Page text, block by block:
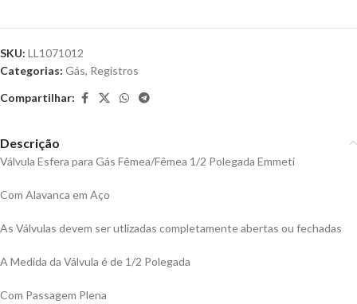
SKU: LL1071012
Categorias: Gás, Registros
Compartilhar:
Descrição
Válvula Esfera para Gás Fêmea/Fêmea 1/2 Polegada Emmeti
Com Alavanca em Aço
As Válvulas devem ser utlizadas completamente abertas ou fechadas
A Medida da Válvula é de 1/2 Polegada
Com Passagem Plena